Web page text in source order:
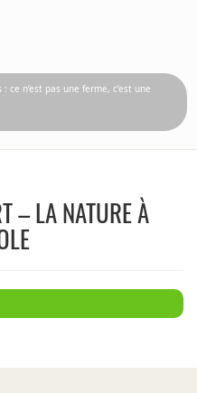
n’est pas une ferme, c’est une
– LA NATURE À